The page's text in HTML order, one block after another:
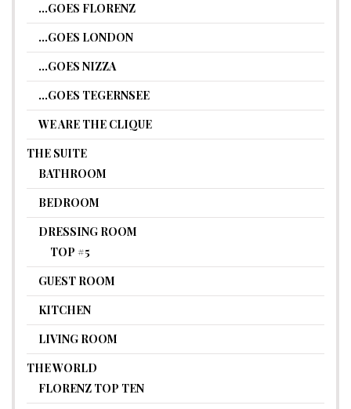
…GOES FLORENZ
…GOES LONDON
…GOES NIZZA
…GOES TEGERNSEE
WE ARE THE CLIQUE
THE SUITE
BATHROOM
BEDROOM
DRESSING ROOM
TOP #5
GUEST ROOM
KITCHEN
LIVING ROOM
THE WORLD
FLORENZ TOP TEN